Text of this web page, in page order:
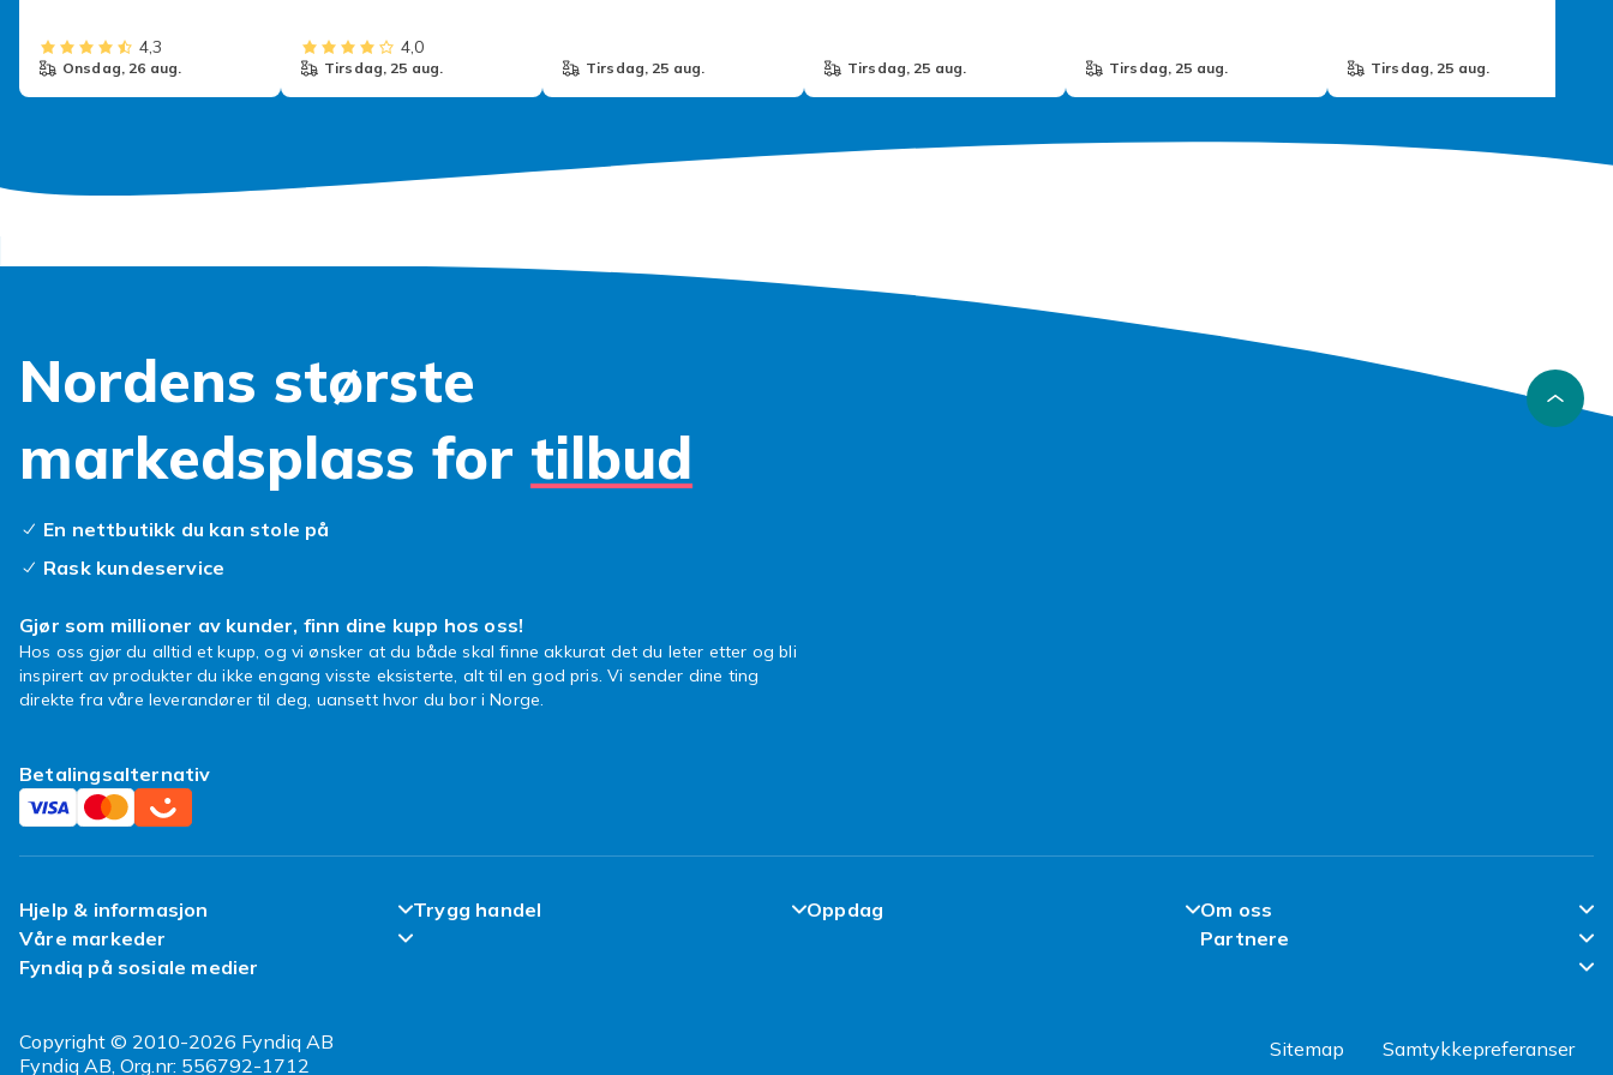
4,3
onsdag, 26 aug.
4,0
tirsdag, 25 aug. tirsdag, 25 aug. tirsdag, 25 aug. tirsdag, 25 aug. tirsdag, 25 aug.
Nordens største
markedsplass for tilbud
En nettbutikk du kan stole på
Rask kundeservice
Gjør som millioner av kunder, finn dine kupp hos oss!
Hos oss gjør du alltid et kupp, og vi ønsker at du både skal finne akkurat det du leter etter og bli
inspirert av produkter du ikke engang visste eksisterte, alt til en god pris. Vi sender dine ting
direkte fra våre leverandører til deg, uansett hvor du bor i Norge.
Betalingsalternativ
Hjelp & informasjon
Ofte stilte spørsmål
Angre & returner her
Trygg handel
Oppdag
Om oss
Om Fyndiq
Jobbe hos Fyndiq
Våre markeder
Fyndiq Finland
Partnere
Fyndiq på sosiale medier
Copyright © 2010-2026 Fyndiq AB
Fyndiq AB, Org.nr: 556792-1712
Sitemap Samtykkepreferanser